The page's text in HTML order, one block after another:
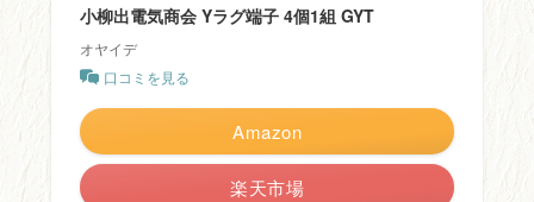
小柳出電気商会 Yラグ端子 4個1組 GYT
オヤイデ
口コミを見る
Amazon
楽天市場